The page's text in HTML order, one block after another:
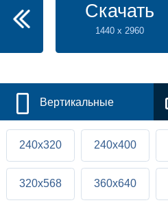
Скачать
1440 x 2960
Вертикальные
240x320 240x400
320x568 360x640